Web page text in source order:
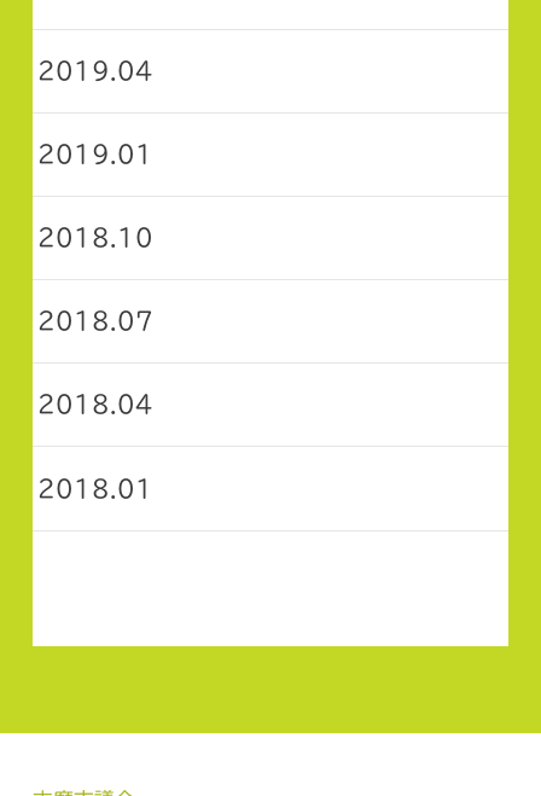
2019.04
2019.01
2018.10
2018.07
2018.04
2018.01